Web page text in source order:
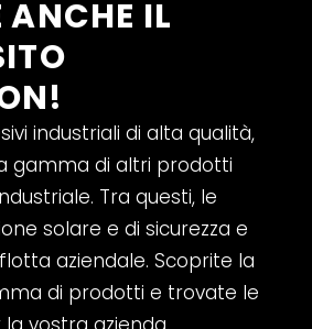
ANCHE IL
industriali di alta qualità,
gamma di altri prodotti
Tra questi, le
solare e di sicurezza e
aziendale. Scoprite la
di prodotti e trovate le